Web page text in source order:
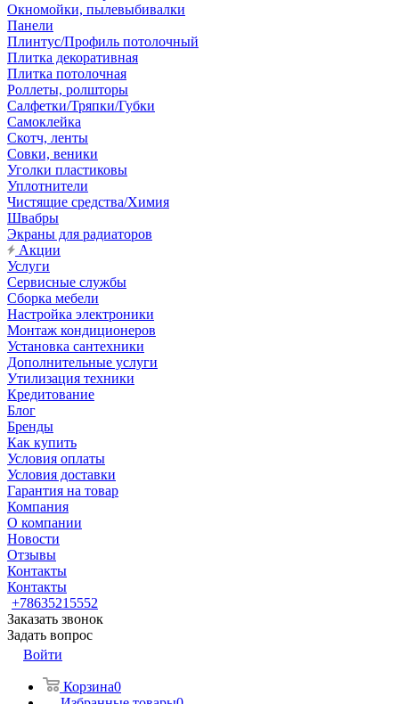
Окномойки, пылевыбивалки
Панели
Плинтус/Профиль потолочный
Плитка декоративная
Плитка потолочная
Роллеты, ролшторы
Салфетки/Тряпки/Губки
Самоклейка
Скотч, ленты
Совки, веники
Уголки пластиковы
Уплотнители
Чистящие средства/Химия
Швабры
Экраны для радиаторов
Акции
Услуги
Сервисные службы
Сборка мебели
Настройка электроники
Монтаж кондиционеров
Установка сантехники
Дополнительные услуги
Утилизация техники
Кредитование
Блог
Бренды
Как купить
Условия оплаты
Условия доставки
Гарантия на товар
Компания
О компании
Новости
Отзывы
Контакты
Контакты
+78635215552
Заказать звонок
Задать вопрос
Войти
Корзина0